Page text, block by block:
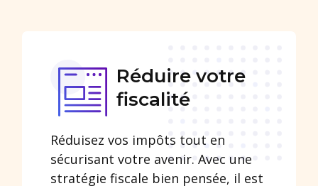
Réduire votre
fiscalité
Réduisez vos impôts tout en
sécurisant votre avenir. Avec une
stratégie fiscale bien pensée, il est